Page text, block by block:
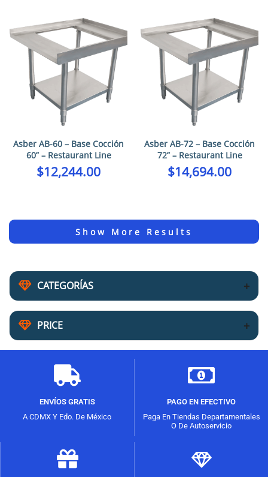
CATEGORÍAS
PRICE
Asber AB-60 – Base Cocción
60” – Restaurant Line
$12,244.00
Asber AB-72 – Base Cocción
72” – Restaurant Line
$14,694.00
ENVÍOS GRATIS
A CDMX Y Edo. De México
PAGO EN EFECTIVO
Paga En Tiendas Departamentales
O De Autoservicio